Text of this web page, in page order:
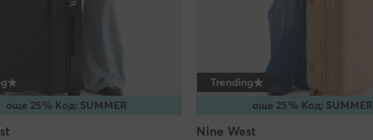
още 25% Код: SUMMER още 25% Код: SUMMER
Trending
Nine West
ни позволяват да показваме реклами, съобразени с Вашите
все още ще получавате същия брой реклами, но те няма да
нужди и предпочитания.
за ползване на ""бисквитки""?